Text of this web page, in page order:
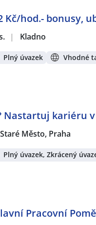
Kč/hod.- bonusy,
| Kladno
Plný úvazek Vhodné
Nastartuj kariéru
Staré Město, Praha
Plný úvazek, Zkrácený
Pracovní